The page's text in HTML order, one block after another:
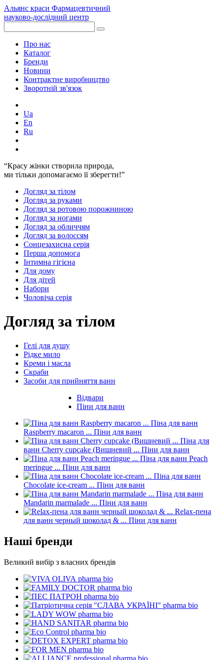
Альянс краси Фармацевтичний
науково-дослідний центр
Про нас
Каталог
Бренди
Новини
Контрактне виробництво
Зворотній зв'язок
Ua
En
Ru
“Красу жінки створила природа,
ми тільки допомагаємо її зберегти!”
Догляд за тілом
Догляд за руками
Догляд за ротовою порожниною
Догляд за ногами
Догляд за обличчям
Догляд за волоссям
Сонцезахисна серія
Перша допомога
Інтимна гігієна
Для дому
Для дітей
Набори
Чоловіча серія
Догляд за тілом
Гелі для душу
Рідке мило
Креми і масла
Скраби
Засоби для прийняття ванн
Відвари
Піни для ванн
Піна для ванн
Raspberry macaron ... Піни для ванн
Піна для
ванн Cherry cupcake (Вишневий ... Піни для ванн
Піна для ванн Peach
meringue ... Піни для ванн
Піна для ванн
Chocolate ice-cream ... Піни для ванн
Піна для ванн
Mandarin marmalade ... Піни для ванн
Relax-пена
для ванн черный шоколад & ... Піни для ванн
Наші бренди
Великий вибір з власних брендів
pharma bio
pharma bio
pharma bio
pharma bio
pharma bio
pharma bio
pharma bio
pharma bio
pharma bio
pharma bio